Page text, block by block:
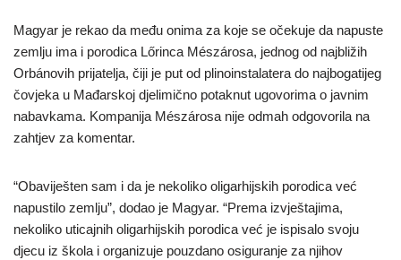
Magyar je rekao da među onima za koje se očekuje da napuste
zemlju ima i porodica Lőrinca Mészárosa, jednog od najbližih
Orbánovih prijatelja, čiji je put od plinoinstalatera do najbogatijeg
čovjeka u Mađarskoj djelimično potaknut ugovorima o javnim
nabavkama. Kompanija Mészárosa nije odmah odgovorila na
zahtjev za komentar.
“Obaviješten sam i da je nekoliko oligarhijskih porodica već
napustilo zemlju”, dodao je Magyar. “Prema izvještajima,
nekoliko uticajnih oligarhijskih porodica već je ispisalo svoju
djecu iz škola i organizuje pouzdano osiguranje za njihov